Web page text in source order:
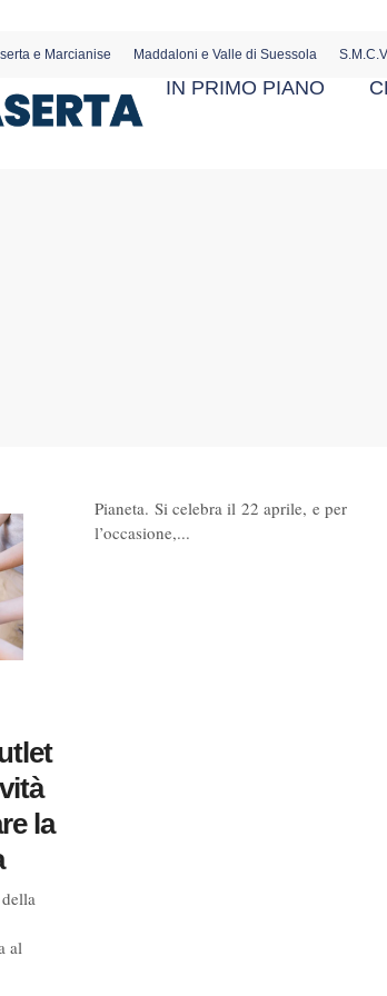
e Marcianise Maddaloni e Valle di Suessola
IN PRIMO PIANO
la
al
Pianeta. Si celebra il 22 aprile, e per
l’occasione,...